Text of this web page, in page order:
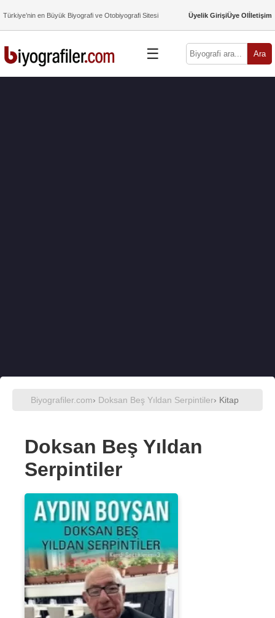
Türkiye’nin en Büyük Biyografi ve Otobiyografi Sitesi Üyelik GirişiÜye Olİletişim
☰ Ara
Biyografiler.com› Doksan Beş Yıldan Serpintiler› Kitap
Doksan Beş Yıldan
Serpintiler